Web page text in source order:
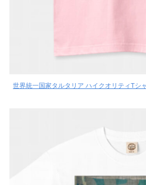
世界統一国家タルタリア ハイクオリティTシ